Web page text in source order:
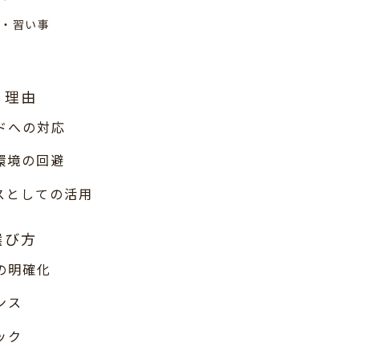
習い事
由
への対応
境の回避
としての活用
方
明確化
ス
ク